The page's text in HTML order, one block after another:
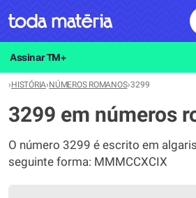
Assinar TM+
›HISTÓRIA›NÚMEROS ROMANOS›3299
3299 em números
O número 3299 é escrito em
seguinte forma: MMMCCXCIX